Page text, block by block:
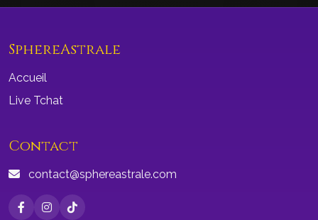
SphereAstrale
Accueil
Live Tchat
Contact
contact@sphereastrale.com